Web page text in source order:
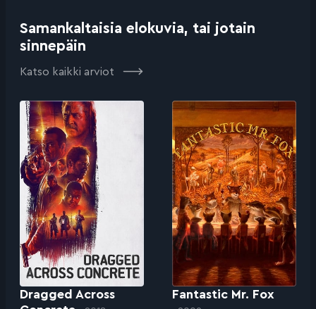
Samankaltaisia elokuvia, tai jotain
sinnepäin
Katso kaikki arviot
Dragged Across
Fantastic Mr. Fox